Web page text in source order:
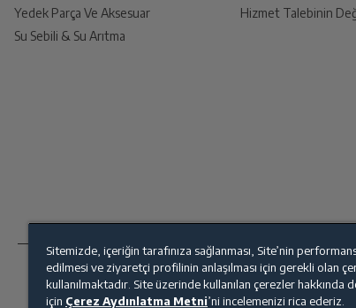
Yedek Parça Ve Aksesuar
Su Sebili & Su Arıtma
Hizmet Talebinin
Sitemizde, içeriğin tarafınıza sağlanması, Site’nin
edilmesi ve ziyaretçi profilinin anlaşılması için gerekli olan
kullanılmaktadır. Site üzerinde kullanılan çerezler hakkında
için Çerez Aydınlatma Metni’ni incelemenizi rica ederiz.